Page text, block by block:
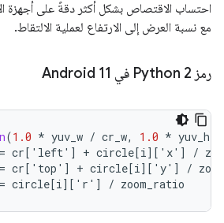
احتساب الاقتصاص بشكل أكثر دقةً على أجهزة
مع نسبة العرض إلى الارتفاع لعملية الالتقاط.
رمز Python 2 في Android 11
(1.0 * yuv_w / cr_w, 1.0 * yuv_h
= cr[ 'left' ] + circle[i][ 'x' ] /
= cr[ 'top' ] + circle[i][ 'y' ] /
= circle[i][ 'r' ] / zoom_ratio